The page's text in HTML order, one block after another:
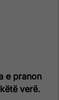
e pranon
verë.